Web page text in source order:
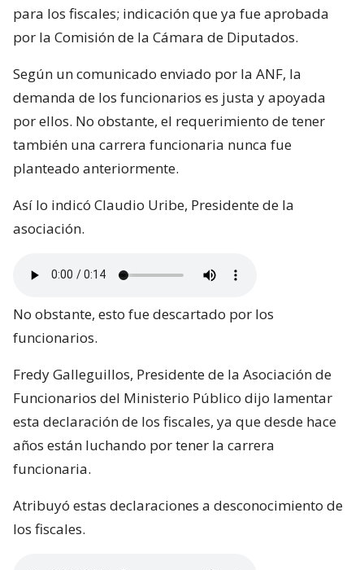
para los fiscales; indicación que ya fue aprobada
por la Comisión de la Cámara de Diputados.
Según un comunicado enviado por la ANF, la
demanda de los funcionarios es justa y apoyada
por ellos. No obstante, el requerimiento de tener
también una carrera funcionaria nunca fue
planteado anteriormente.
Así lo indicó Claudio Uribe, Presidente de la
asociación.
No obstante, esto fue descartado por los
funcionarios.
Fredy Galleguillos, Presidente de la Asociación de
Funcionarios del Ministerio Público dijo lamentar
esta declaración de los fiscales, ya que desde hace
años están luchando por tener la carrera
funcionaria.
Atribuyó estas declaraciones a desconocimiento de
los fiscales.